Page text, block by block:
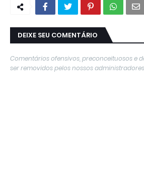
DEIXE SEU COMENTÁRIO
Comentários ofensivos, preconceituosos e
ser removidos pelos nossos